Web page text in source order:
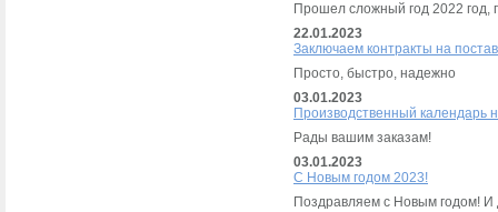
Прошел сложный год 2022 год,
22.01.2023
Заключаем контракты на
Просто, быстро, надежно
03.01.2023
Производственный календарь
Рады вашим заказам!
03.01.2023
С Новым годом 2023!
Поздравляем с Новым годом! И